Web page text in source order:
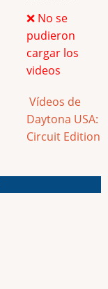
❌ No se
pudieron
cargar los
videos
Vídeos de
Daytona USA:
Circuit Edition